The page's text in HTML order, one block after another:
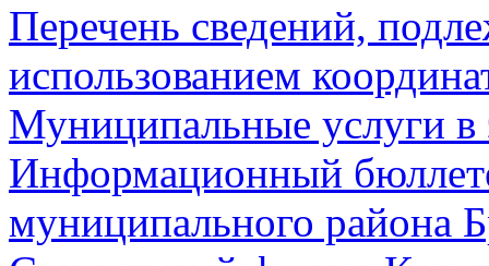
Перечень сведений,
использованием
Муниципальные услуги в
Информационный
муниципального района